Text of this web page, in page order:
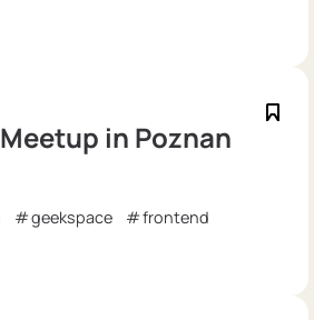
in Poznan
geekspace frontend